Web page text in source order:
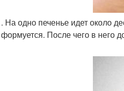
. На одно печенье идет около
формуется. После чего в него